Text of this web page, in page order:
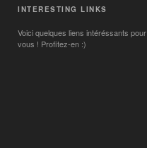
INTERESTING LINKS
Voici quelques liens intéréssants pour
vous ! Profitez-en :)